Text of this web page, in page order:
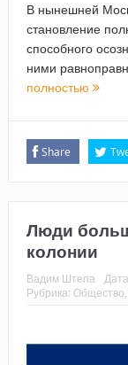
В нынешней
становление
способного
ними
полностью
Share
Люди
колонии
Вадим Штепа
Рубрика: Общество,